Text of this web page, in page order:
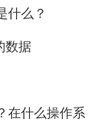
什么？
数据
在什么操作系